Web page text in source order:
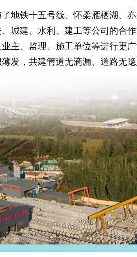
地铁十五号线、怀柔雁栖湖、
城建、水利、建工等公司的合
主、监理、施工单位等进行更
发，共建管道无滴漏、道路无隐